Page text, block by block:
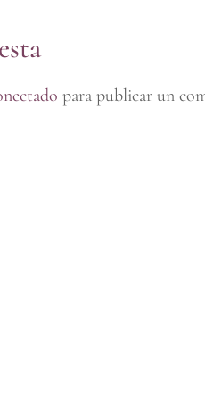
para publicar un